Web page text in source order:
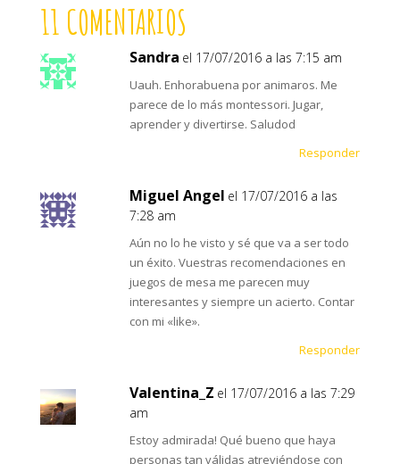
11 COMENTARIOS
Sandra el 17/07/2016 a las 7:15 am
Uauh. Enhorabuena por animaros. Me
parece de lo más montessori. Jugar,
aprender y divertirse. Saludod
Responder
Miguel Angel el 17/07/2016 a las
7:28 am
Aún no lo he visto y sé que va a ser todo
un éxito. Vuestras recomendaciones en
juegos de mesa me parecen muy
interesantes y siempre un acierto. Contar
con mi «like».
Responder
Valentina_Z el 17/07/2016 a las 7:29
am
Estoy admirada! Qué bueno que haya
personas tan válidas atreviéndose con